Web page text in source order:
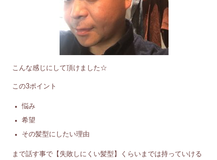
こんな感じにして頂けました☆
この3ポイント
悩み
希望
その髪型にしたい理由
まで話す事で【失敗しにくい髪型】くらいまでは持っていける